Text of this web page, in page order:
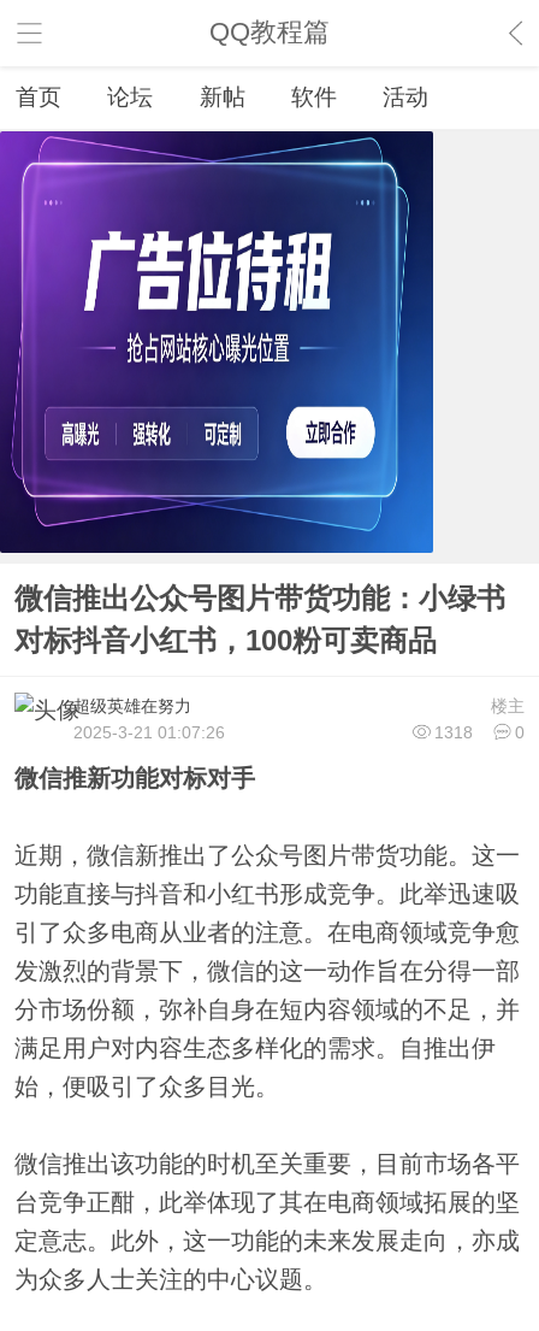
QQ教程篇
首页 论坛 新帖 软件 活动
微信推出公众号图片带货功能：小绿书
对标抖音小红书，100粉可卖商品
楼主
超级英雄在努力
1318
0
2025-3-21 01:07:26
微信推新功能对标对手
近期，微信新推出了公众号图片带货功能。这一
功能直接与抖音和小红书形成竞争。此举迅速吸
引了众多电商从业者的注意。在电商领域竞争愈
发激烈的背景下，微信的这一动作旨在分得一部
分市场份额，弥补自身在短内容领域的不足，并
满足用户对内容生态多样化的需求。自推出伊
始，便吸引了众多目光。
微信推出该功能的时机至关重要，目前市场各平
台竞争正酣，此举体现了其在电商领域拓展的坚
定意志。此外，这一功能的未来发展走向，亦成
为众多人士关注的中心议题。